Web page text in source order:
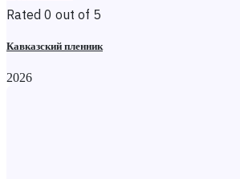
Rated 0 out of 5
Кавказский пленник
2026